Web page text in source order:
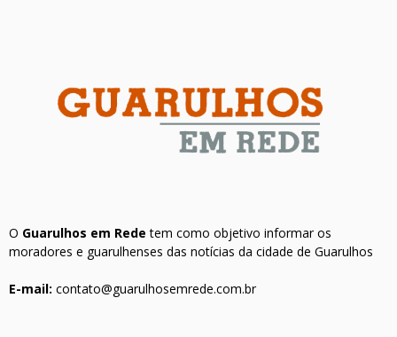
O Guarulhos em Rede tem como objetivo informar os
moradores e guarulhenses das notícias da cidade de Guarulhos
E-mail: contato@guarulhosemrede.com.br